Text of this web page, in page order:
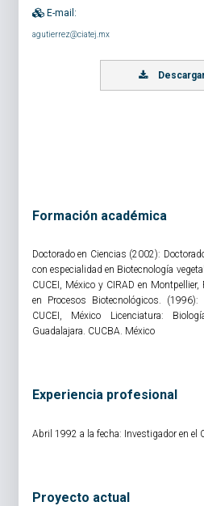
E-mail:
agutierrez@ciatej.mx
Formación académica
Doctorado en Ciencias (2002):
con especialidad en Biotecnología
CUCEI, México y CIRAD en
en Procesos Biotecnológicos. (1996):
CUCEI, México Licenciatura:
Guadalajara. CUCBA. México
Experiencia profesional
Abril 1992 a la fecha: Investigador en el
Proyecto actual